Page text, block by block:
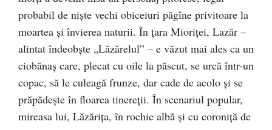
probabil de nişte vechi obiceiuri păgîne privitoare la
moartea şi învierea naturii. În ţara Mioriţei, Lazăr –
alintat îndeobşte „Lăzărelul” – e văzut mai ales ca un
ciobănaş care, plecat cu oile la păscut, se urcă într-un
copac, să le culeagă frunze, dar cade de acolo şi se
prăpădeşte în floarea tinereţii. În scenariul popular,
mireasa lui, Lăzăriţa, în rochie albă şi cu coroniţă de